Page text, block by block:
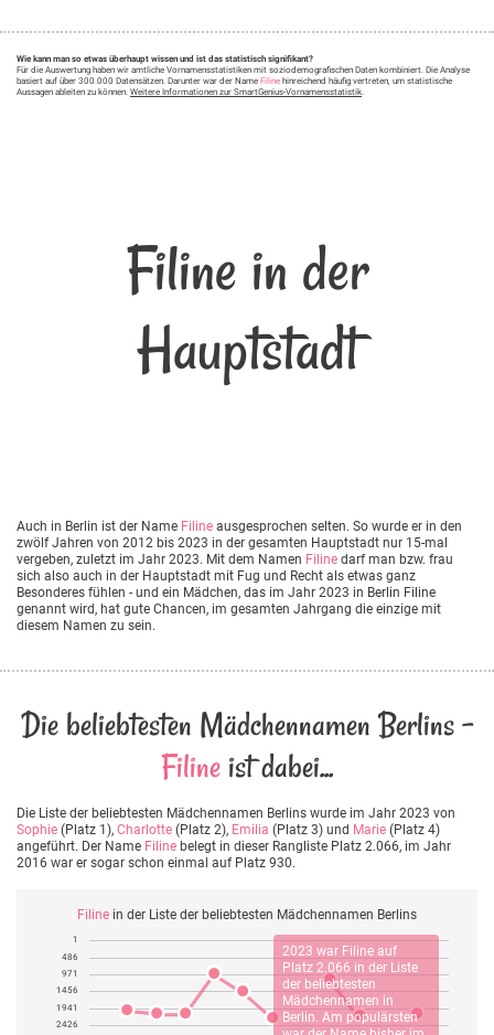
Wie kann man so etwas überhaupt wissen und ist das statistisch signifikant?
Für die Auswertung haben wir amtliche Vornamensstatistiken mit soziodemografischen Daten kombiniert. Die Analyse
basiert auf über 300.000 Datensätzen. Darunter war der Name Filine hinreichend häufig vertreten, um statistische
Aussagen ableiten zu können. Weitere Informationen zur SmartGenius-Vornamensstatistik.
Filine in der
Hauptstadt
Auch in Berlin ist der Name Filine ausgesprochen selten. So wurde er in den
zwölf Jahren von 2012 bis 2023 in der gesamten Hauptstadt nur 15-mal
vergeben, zuletzt im Jahr 2023. Mit dem Namen Filine darf man bzw. frau
sich also auch in der Hauptstadt mit Fug und Recht als etwas ganz
Besonderes fühlen - und ein Mädchen, das im Jahr 2023 in Berlin Filine
genannt wird, hat gute Chancen, im gesamten Jahrgang die einzige mit
diesem Namen zu sein.
Die beliebtesten Mädchennamen Berlins -
Filine ist dabei...
Die Liste der beliebtesten Mädchennamen Berlins wurde im Jahr 2023 von
Sophie (Platz 1), Charlotte (Platz 2), Emilia (Platz 3) und Marie (Platz 4)
angeführt. Der Name Filine belegt in dieser Rangliste Platz 2.066, im Jahr
2016 war er sogar schon einmal auf Platz 930.
Filine in der Liste der beliebtesten Mädchennamen Berlins
2023 war Filineauf
Platz 2.066 in der Liste
der beliebtesten
Mädchennamen in
Berlin. Am populärsten
1
486
971
1456
1941
2426